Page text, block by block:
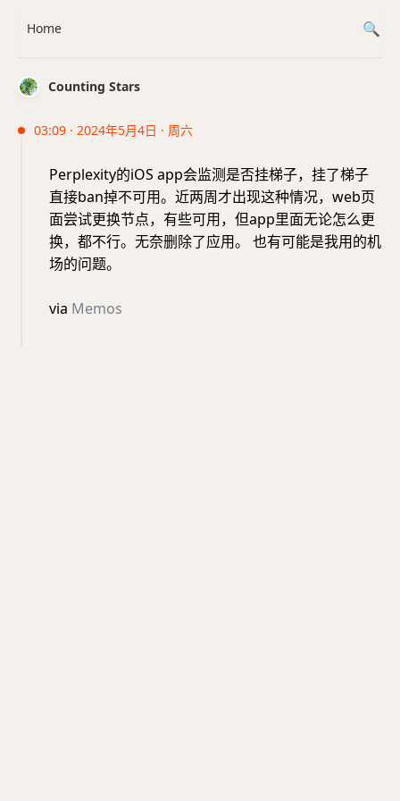
Counting Stars
03:09 · 2024年5月4日 · 周六
Perplexity的iOS app会监测是否挂梯子，挂了梯子
直接ban掉不可用。近两周才出现这种情况，web页
面尝试更换节点，有些可用，但app里面无论怎么更
换，都不行。无奈删除了应用。 也有可能是我用的机
场的问题。
via Memos
Home